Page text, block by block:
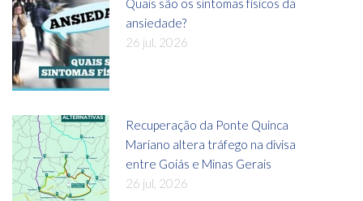
ansiedade?
26 jul, 2026
Recuperação da Ponte Quinca
Mariano altera tráfego na divisa
entre Goiás e Minas Gerais
26 jul, 2026